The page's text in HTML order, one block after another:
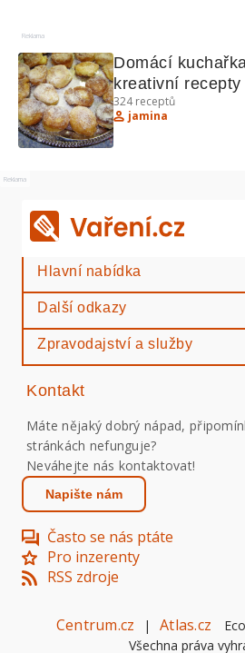
Reklama
Domácí
kreativní recepty
324receptů
jamina
Reklama
Hlavní nabídka
Další odkazy
Zpravodajství a služby
Kontakt
Máte nějaký dobrý nápad,
stránkách nefunguje?
Neváhejte nás kontaktovat!
Napište nám
Často se nás ptáte
Pro inzerenty
RSS zdroje
Centrum.cz | Atlas.cz
Všechna práva